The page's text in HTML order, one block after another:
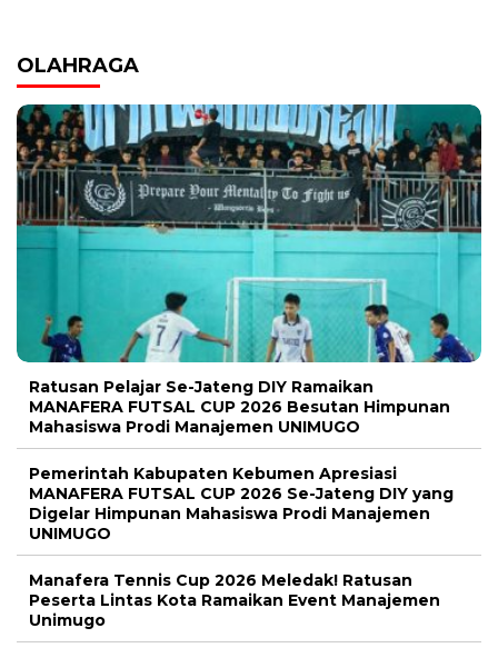
OLAHRAGA
Ratusan Pelajar Se-Jateng DIY Ramaikan
MANAFERA FUTSAL CUP 2026 Besutan Himpunan
Mahasiswa Prodi Manajemen UNIMUGO
Pemerintah Kabupaten Kebumen Apresiasi
MANAFERA FUTSAL CUP 2026 Se-Jateng DIY yang
Digelar Himpunan Mahasiswa Prodi Manajemen
UNIMUGO
Manafera Tennis Cup 2026 Meledak! Ratusan
Peserta Lintas Kota Ramaikan Event Manajemen
Unimugo